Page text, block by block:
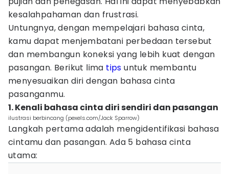
kesalahpahaman dan frustrasi.
Untungnya, dengan mempelajari bahasa cinta,
kamu dapat menjembatani perbedaan tersebut
dan membangun koneksi yang lebih kuat dengan
pasangan. Berikut lima tips untuk membantu
menyesuaikan diri dengan bahasa cinta
pasanganmu.
1. Kenali bahasa cinta diri sendiri dan pasangan
ilustrasi berbincang (pexels.com/Jack Sparrow)
Langkah pertama adalah mengidentifikasi bahasa
cintamu dan pasangan. Ada 5 bahasa cinta
utama: